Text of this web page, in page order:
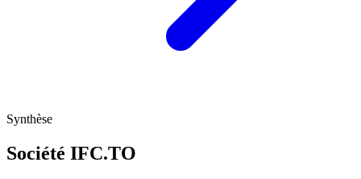
Synthèse
Société IFC.TO